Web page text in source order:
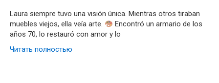
Laura siempre tuvo una visión única. Mientras otros tiraban
muebles viejos, ella veía arte.
Encontró un armario de los
años 70, lo restauró con amor y lo
Читать полностью